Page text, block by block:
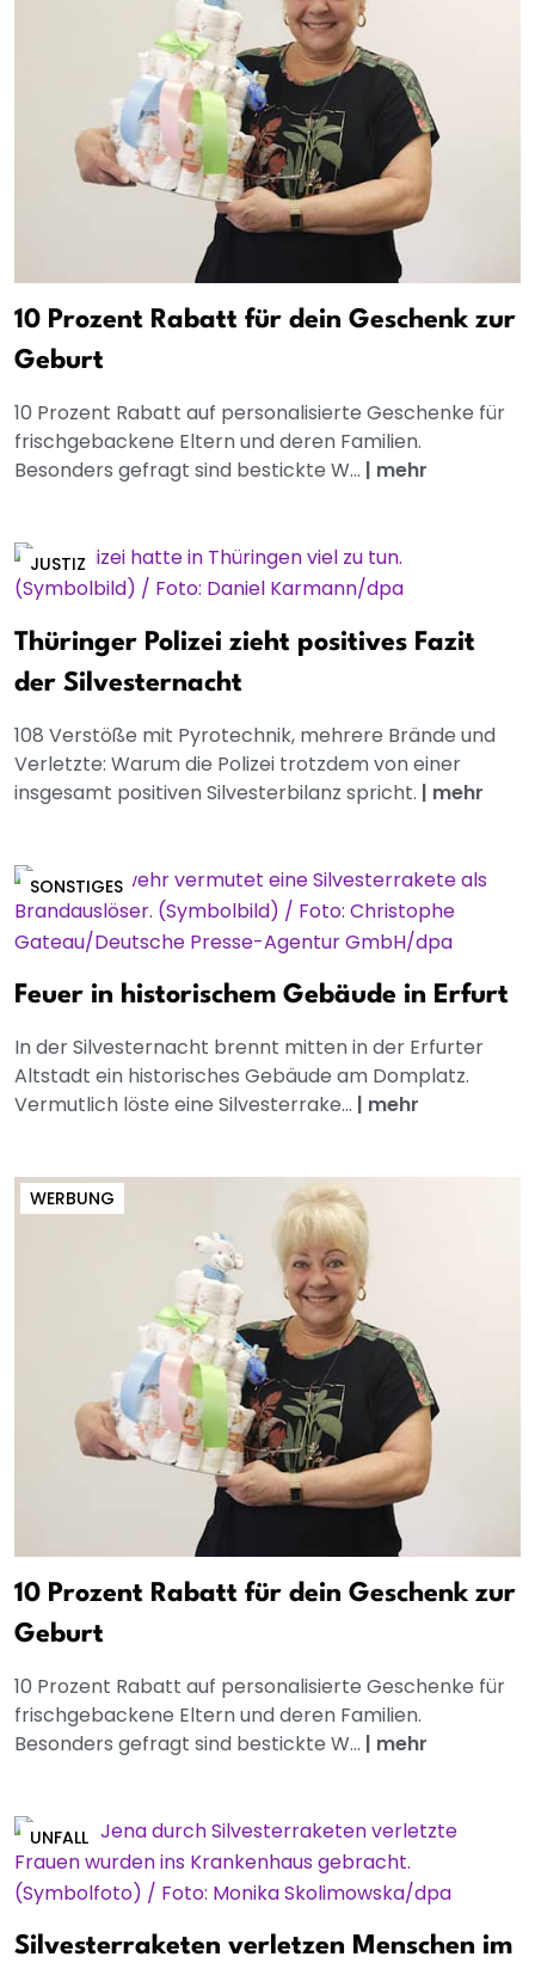
10 Prozent Rabatt für dein Geschenk zur
Geburt
10 Prozent Rabatt auf personalisierte Geschenke für
frischgebackene Eltern und deren Familien.
Besonders gefragt sind bestickte W... | mehr
JUSTIZ
Thüringer Polizei zieht positives Fazit
der Silvesternacht
108 Verstöße mit Pyrotechnik, mehrere Brände und
Verletzte: Warum die Polizei trotzdem von einer
insgesamt positiven Silvesterbilanz spricht. | mehr
SONSTIGES
Feuer in historischem Gebäude in Erfurt
In der Silvesternacht brennt mitten in der Erfurter
Altstadt ein historisches Gebäude am Domplatz.
Vermutlich löste eine Silvesterrake... | mehr
WERBUNG
10 Prozent Rabatt für dein Geschenk zur
Geburt
10 Prozent Rabatt auf personalisierte Geschenke für
frischgebackene Eltern und deren Familien.
Besonders gefragt sind bestickte W... | mehr
UNFALL
Silvesterraketen verletzen Menschen im